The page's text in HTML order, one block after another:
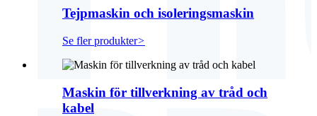
Tejpmaskin och isoleringsmaskin
Se fler produkter>
Maskin för tillverkning av tråd och
kabel